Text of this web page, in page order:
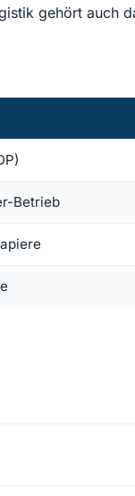
gehört auch
Betrieb